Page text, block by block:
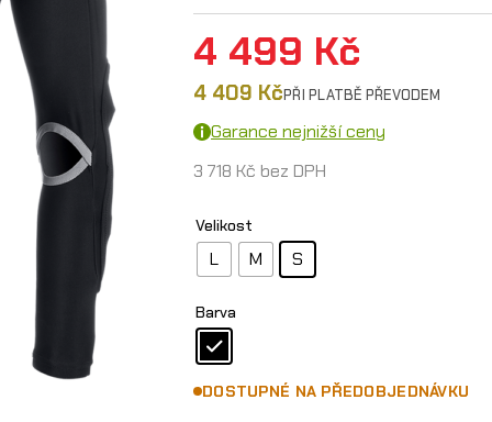
4 499 Kč
4 409 KčPŘI PLATBĚ PŘEVODEM
Garance nejnižší ceny
3 718 Kč bez DPH
Velikost
L M S
Barva
DOSTUPNÉ NA PŘEDOBJEDNÁVKU